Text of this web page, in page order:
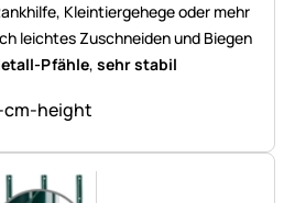
Kleintiergehege oder mehr
leichtes Zuschneiden und Biegen
Pfähle, sehr stabil